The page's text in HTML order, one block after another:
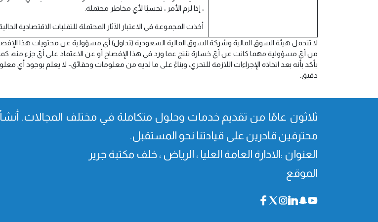
، إذا لزم الأمر ، تحسبًا لأي مخاطر محتملة.
أخذت المجموعة في الاعتبار الآثار المحتملة للتقلبات الاقتصادية الحالية
لا تتحمل هيئة السوق المالية وشركة السوق المالية السعودية (تداول) أي مسؤولية عن محتويات هذا
من أيّ مسؤولية مهما كانت عن أيّ خسارة تنتج عما ورد في هذا الإفصاح أو عن الاعتماد على أيّ جزء منه،
يأكد بأنه بعد اتخاذه الإجراءات اللازمة للتحري، وبناءً على ما لديه من معلومات وحقائق- لا يعلم بوجود
دقيق.
ثلاثون عامًا من تقدیم خدمات وحلول متكاملة في مختلف المجالات.
محترفین قادرین على قیادتنا نحو المستقبل.
العنوان :الادارة العامة العليا ، الرياض ، خلف مكتبة جرير
الموقع